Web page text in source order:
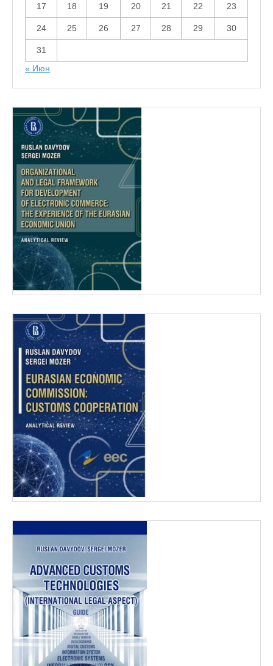
17 18 19 20 21 22 23
24 25 26 27 28 29 30
31
« Июн